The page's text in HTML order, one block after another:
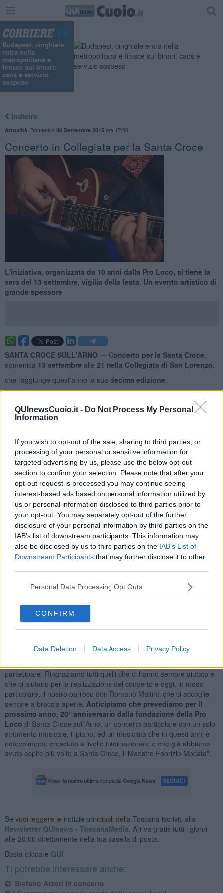
QUInewsCuoio.it - Do Not Process My Personal
Information
If you wish to opt-out of the sale, sharing to third parties, or
processing of your personal or sensitive information for
targeted advertising by us, please use the below opt-out
section to confirm your selection. Please note that after your
opt-out request is processed you may continue seeing
interest-based ads based on personal information utilized by
us or personal information disclosed to third parties prior to
your opt-out. You may separately opt-out of the further
disclosure of your personal information by third parties on the
IAB’s list of downstream participants. This information may
also be disclosed by us to third parties on the IAB’s List of
Downstream Participants that may further disclose it to other
Personal Data Processing Opt Outs
CONFIRM
Data Deletion Data Access Privacy Policy
Budapest, cinghiale
entra nella
metropolitana e
finisce sui binari:
caos e servizio
sospeso
Indietro
Attualità Domenica 06 Settembre 2015ore 17:00
Concerto in Collegiata per la Santa Croce
L'iniziativa, organizzata da 10 anni dalla Pro Loco, si tiene la
sera del 13 settembre, vigilia della festa. Un evento artistico di
grande spessore
SANTA CROCE SULL'ARNO — Concerto per la Santa Croce
domenica 13 settembre alle 21 nella Collegiata di San Lorenzo.
che raggiunge quest'anno la sua decima edizione
Santa Croce.
"Ancor oggi ci piace sottolineare come l'evento artistico musicale
venga realizzato sempre con la stessa motivazione, implementare il
senso di appartenenza festeggiando insieme l'arrivo di una data
importante come quella del 14 settembre, Festa della Santa Croce
. sottolinea la Pro Loco -.Ogni anno abbiamo programmato
spettacoli sempre diversi, cori, ensemble musicali strumentali,
orchestre,cantanti, soprani, nel 2010 addirittura un concerto Jazz
con registrazione dal vivo del concerto, blues e musica classica".
Quest'anno, dopo l'esperienza dell'anno precedente, le
protagoniste saranno l'Accademia della Chitarra - Musica & C.
e l'Accademia Musicale Toscana, sempre di
Pontedera, che ci proporranno un ensemble cameristico
dell'Accademia composto da quattro maestri: Giordano Bindi,
Gabriele Lanini, Chiara Festa, alla chitarra, e Luigi Nannetti al
flauto, che proporranno musiche di Castelnuovo Tedesco, Manuel
de Falla, Astor Piazzolla, Robert Beaser, Sebastian Bach e Nicola
Piovani.
dell'evento è garantita.
partecipare. Ringraziamo tutti quelli che ci hanno sempre aiutato e
che ci aiutano per la realizzazione del concerto e oggi, in modo
particolare, il nostro parroco don Romano Maltinti che ci accoglie
sempre a braccia aperte. Anticipiamo che prevediamo per il
prossimo anno, 20° anniversario dalla fondazione della Pro
Loco di Santa Croce sull'Arno, un concerto particolare con un solo
strumento musicale, il piano, ed un musicista che in questi anni è
notevolmente cresciuto a livello internazionale e che già abbiamo
avuto ospite più volte a Santa Croce, il Maestro Fabrizio Mocata".
Se vuoi leggere le notizie principali della Toscana iscriviti alla
Newsletter QUInews - ToscanaMedia. Arriva gratis tutti i giorni
alle 20:00 direttamente nella tua casella di posta.
Basta cliccare QUI
Ti potrebbe interessare anche:
Stefano Atzori in concerto